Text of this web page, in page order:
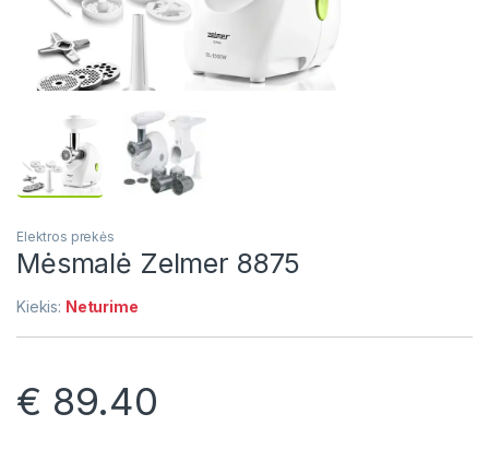
Elektros prekės
Mėsmalė Zelmer 8875
Kiekis: Neturime
€ 89.40